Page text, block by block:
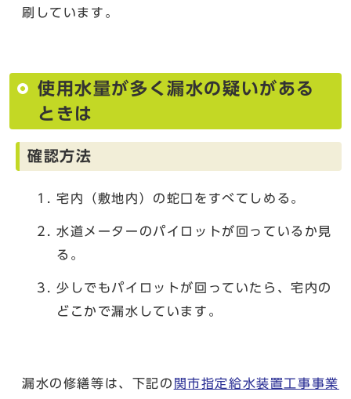
刷しています。
使用水量が多く漏水の疑いがある
ときは
確認方法
宅内（敷地内）の蛇口をすべてしめる。
水道メーターのパイロットが回っているか見
る。
少しでもパイロットが回っていたら、宅内の
どこかで漏水しています。
漏水の修繕等は、下記の 関市指定給水装置工事事業